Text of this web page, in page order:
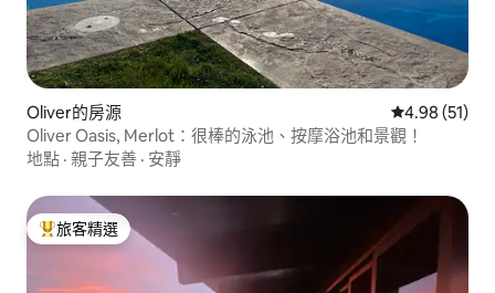
Oliver的房源 從 51 則評價
4.98 (51)
Oliver Oasis, Merlot：很棒的泳池、按摩浴池和景觀！
地點 · 親子友善 · 安靜
旅客精選榜首
旅客精選